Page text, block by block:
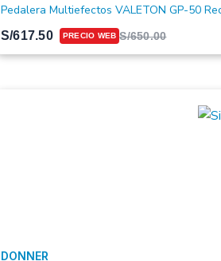
Pedalera Multiefectos VALETON GP-50
S/650.00
S/617.50
DONNER